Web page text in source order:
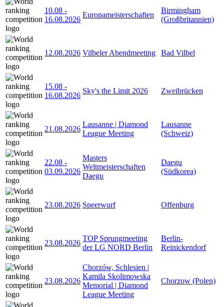
10.08 -
16.08.2026
Europameisterschaften
Birmingham
(Großbritannien)
12.08.2026 Vilbeler Abendmeeting Bad Vilbel
15.08 -
16.08.2026
Sky's the Limit 2026 Zweibrücken
21.08.2026
Lausanne | Diamond
League Meeting
Lausanne
(Schweiz)
22.08 -
03.09.2026
Masters
Weltmeisterschaften
Daegu
Daegu
(Südkorea)
23.08.2026 Speerwurf Offenburg
23.08.2026
TOP Sprungmeeting
der LG NORD Berlin
Berlin-
Reinickendorf
23.08.2026
Chorzów, Schlesien |
Kamila Skolimowska
Memorial | Diamond
League Meeting
Chorzow (Polen)